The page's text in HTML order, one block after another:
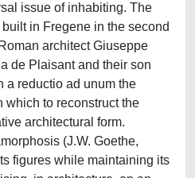
issue of inhabiting. The
in Fregene in the second
architect Giuseppe
de Plaisant and their son
a reductio ad unum the
which to reconstruct the
architectural form.
(J.W. Goethe,
figures while maintaining its